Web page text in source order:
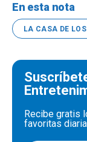
En esta nota
LA CASA DE
Recibe gratis
favoritas